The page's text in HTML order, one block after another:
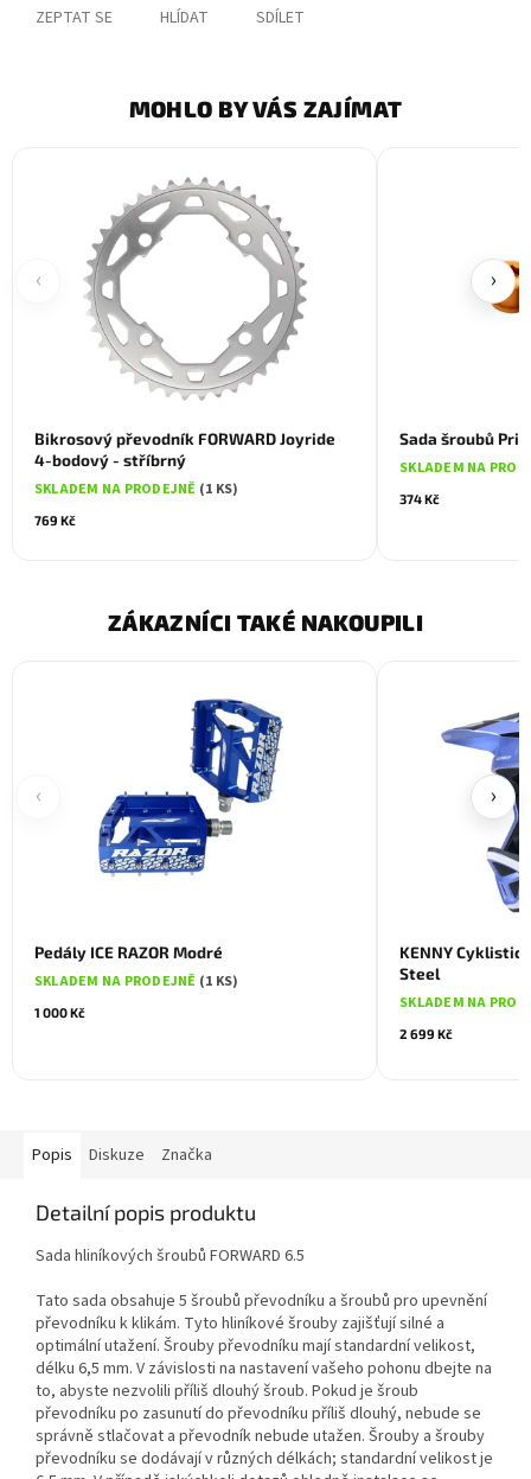
ZEPTAT SE HLÍDAT SDÍLET
MOHLO BY VÁS ZAJÍMAT
‹
Bikrosový převodník FORWARD Joyride
4-bodový - stříbrný
SKLADEM NA PRODEJNĚ (1 KS)
769 Kč
Sada šroubů
SKLADEM NA
374 Kč
›
ZÁKAZNÍCI TAKÉ NAKOUPILI
‹
Pedály ICE RAZOR Modré
SKLADEM NA PRODEJNĚ (1 KS)
1 000 Kč
KENNY
Steel
SKLADEM NA
2 699 Kč
›
Popis Diskuze Značka
Detailní popis produktu
Sada hliníkových šroubů FORWARD 6.5
Tato sada obsahuje 5 šroubů převodníku a šroubů pro upevnění
převodníku k klikám. Tyto hliníkové šrouby zajišťují silné a
optimální utažení. Šrouby převodníku mají standardní velikost,
délku 6,5 mm. V závislosti na nastavení vašeho pohonu dbejte na
to, abyste nezvolili příliš dlouhý šroub. Pokud je šroub
převodníku po zasunutí do převodníku příliš dlouhý, nebude se
správně stlačovat a převodník nebude utažen. Šrouby a šrouby
převodníku se dodávají v různých délkách; standardní velikost je